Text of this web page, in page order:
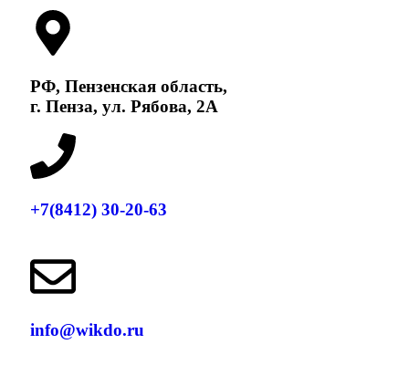
РФ, Пензенская область,
г. Пенза, ул. Рябова, 2А
+7(8412) 30-20-63
info@wikdo.ru